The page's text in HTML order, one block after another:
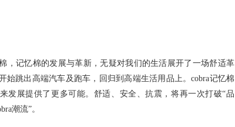
，记忆棉的发展与革新，无疑对我们的生活展开了一场舒适革
始跳出高端汽车及跑车，回归到高端生活用品上。cobra记忆棉
发展提供了更多可能。舒适、安全、抗震，将再一次打破“品
潮流”。